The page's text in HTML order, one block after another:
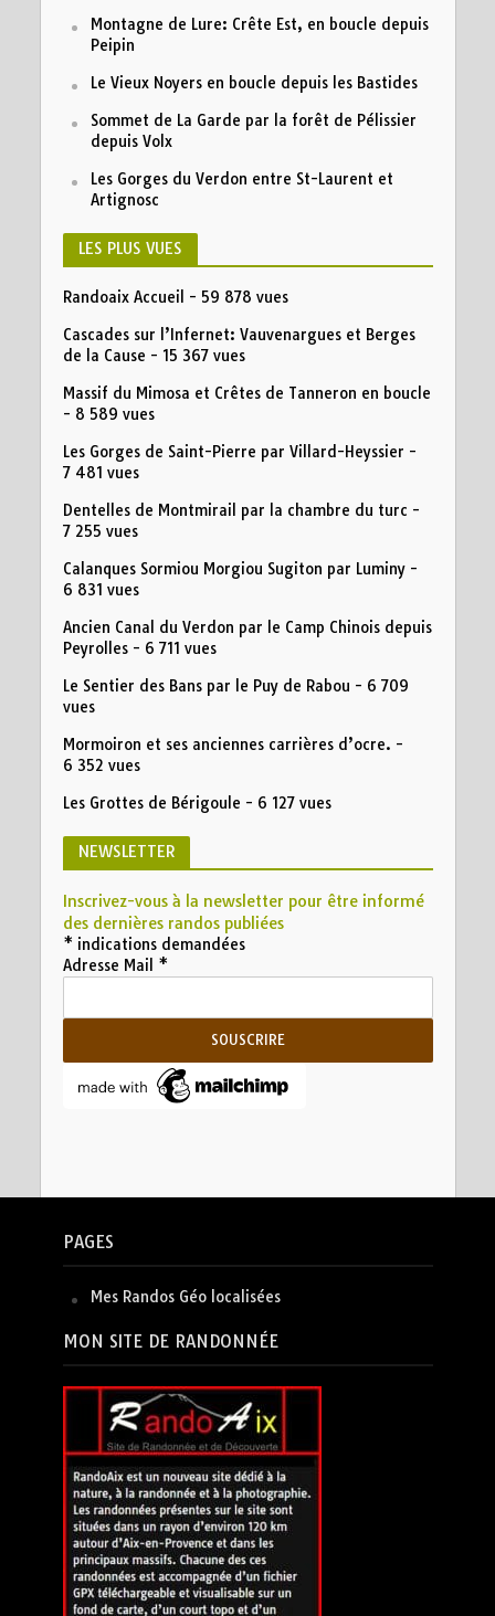
Montagne de Lure: Crête Est, en boucle depuis
Peipin
Le Vieux Noyers en boucle depuis les Bastides
Sommet de La Garde par la forêt de Pélissier
depuis Volx
Les Gorges du Verdon entre St-Laurent et
Artignosc
LES PLUS VUES
Randoaix Accueil - 59 878 vues
Cascades sur l’Infernet: Vauvenargues et Berges
de la Cause - 15 367 vues
Massif du Mimosa et Crêtes de Tanneron en boucle
- 8 589 vues
Les Gorges de Saint-Pierre par Villard-Heyssier -
7 481 vues
Dentelles de Montmirail par la chambre du turc -
7 255 vues
Calanques Sormiou Morgiou Sugiton par Luminy-
6 831 vues
Ancien Canal du Verdon par le Camp Chinois depuis
Peyrolles- 6 711 vues
Le Sentier des Bans par le Puy de Rabou - 6 709
vues
Mormoiron et ses anciennes carrières d’ocre. -
6 352 vues
Les Grottes de Bérigoule - 6 127 vues
NEWSLETTER
Inscrivez-vous à la newsletter pour être informé
des dernières randos publiées
* indications demandées
Adresse Mail *
PAGES
Mes Randos Géo localisées
MON SITE DE RANDONNÉE